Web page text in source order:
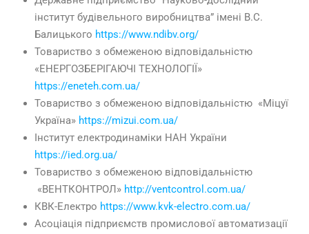
інститут будівельного виробництва” імені В.С.
Балицького https://www.ndibv.org/
Товариство з обмеженою відповідальністю
«ЕНЕРГОЗБЕРІГАЮЧІ ТЕХНОЛОГІЇ»
https://eneteh.com.ua/
Товариство з обмеженою відповідальністю «Міцуї
Україна» https://mizui.com.ua/
Інститут електродинаміки НАН України
https://ied.org.ua/
Товариство з обмеженою відповідальністю
«ВЕНТКОНТРОЛ» http://ventcontrol.com.ua/
КВК-Електро https://www.kvk-electro.com.ua/
Асоціація підприємств промислової автоматизації